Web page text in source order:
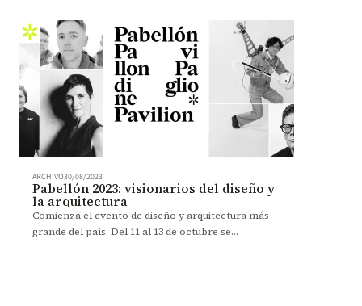
ARCHIVO30/08/2023
Pabellón 2023: visionarios del diseño y
la arquitectura
Comienza el evento de diseño y arquitectura más
grande del país. Del 11 al 13 de octubre se